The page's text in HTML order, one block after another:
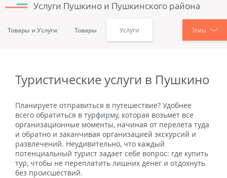
Услуги Пушкино и Пушкинского района
Товары и Услуги Товары Услуги Темы
Туристические услуги в Пушкино
Планируете отправиться в путешествие? Удобнее
всего обратиться в турфирму, которая возьмет все
организационные моменты, начиная от перелета туда
и обратно и заканчивая организацией экскурсий и
развлечений. Неудивительно, что каждый
потенциальный турист задает себе вопрос: где купить
тур, чтобы не переплатить лишних денег и отдохнуть
без происшествий.